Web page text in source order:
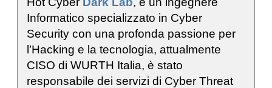
Informatico specializzato in Cyber
Security con una profonda passione per
l’Hacking e la tecnologia, attualmente
CISO di WURTH Italia, è stato
responsabile dei servizi di Cyber Threat